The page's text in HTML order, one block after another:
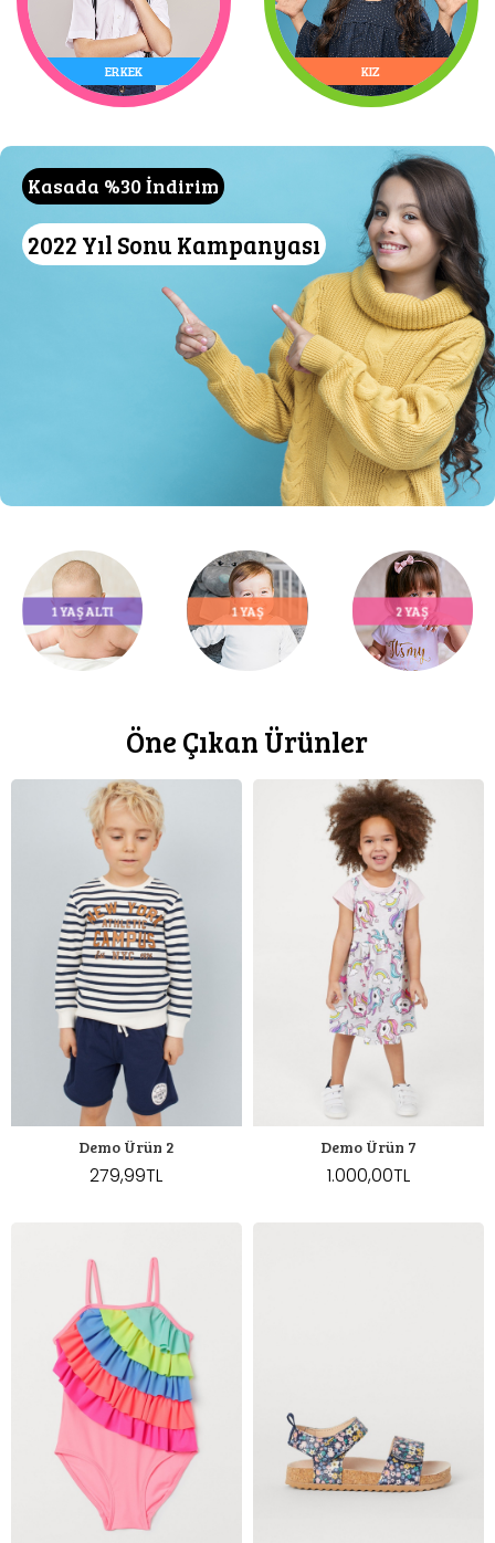
ERKEK KIZ
2022 Yıl Sonu Kampanyası
Kasada %30 İndirim
1 YAŞ ALTI 1 YAŞ 2 YAŞ
Öne Çıkan Ürünler
Demo Ürün 2
279,99TL
Demo Ürün 7
1.000,00TL